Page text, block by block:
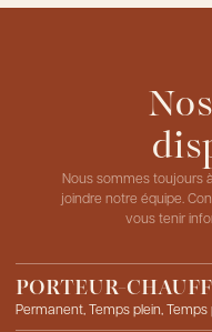
Nos
Nous sommes toujours
joindre notre équipe.
vous tenir
PORTEUR-
Permanent, Temps plein, Temps